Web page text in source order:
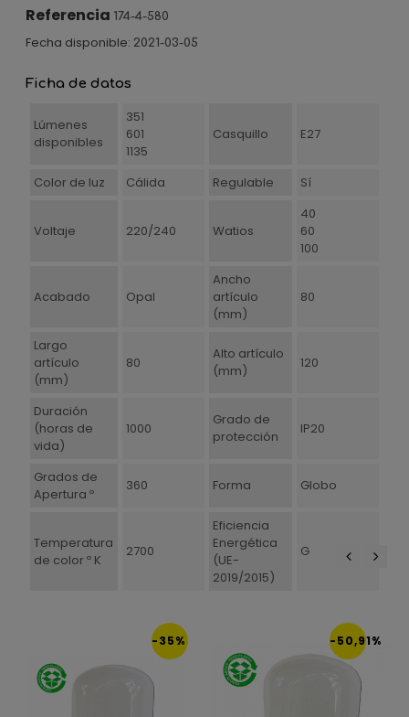
Referencia 174-4-580
Fecha disponible: 2021-03-05
Ficha de datos
Lúmenes
disponibles
351
601
1135
Casquillo E27
Color de luz Cálida Regulable Sí
Voltaje 220/240 Watios
40
60
100
Acabado Opal
Ancho
artículo
(mm)
80
Largo
artículo
(mm)
80
Alto artículo
(mm)
120
Duración
(horas de
vida)
1000
Grado de
protección
IP20
Grados de
Apertura º
360 Forma Globo
Temperatura
de color º K
2700
Eficiencia
Energética
(UE-
2019/2015)
G
-35% -50,91%